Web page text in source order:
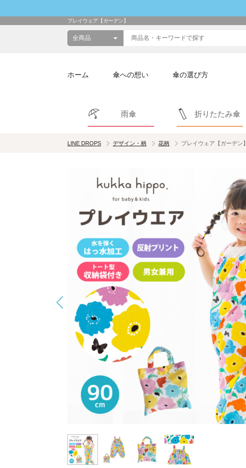
プレイウェア【ガーデン】
ホーム 傘への想い 傘の選び方
雨傘 折りたたみ傘
LINE DROPS デザイン・柄 花柄 プレイウェア【ガーデン】